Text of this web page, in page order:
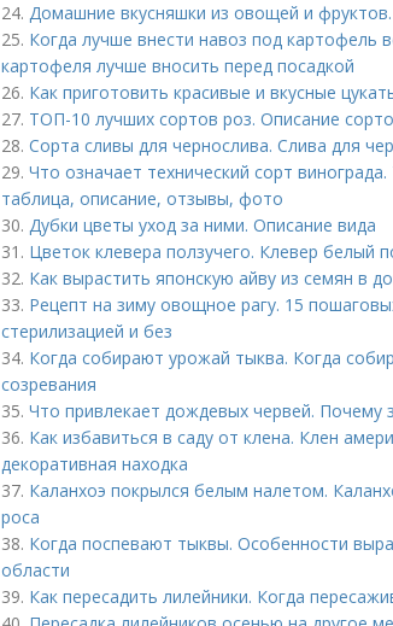
24. Домашние вкусняшки из овощей и фруктов.
25. Когда лучше внести навоз под картофель
картофеля лучше вносить перед посадкой
26. Как приготовить красивые и вкусные
27. ТОП-10 лучших сортов роз. Описание
28. Сорта сливы для чернослива. Слива для
29. Что означает технический сорт
таблица, описание, отзывы, фото
30. Дубки цветы уход за ними. Описание вида
31. Цветок клевера ползучего. Клевер белый
32. Как вырастить японскую айву из семян в
33. Рецепт на зиму овощное рагу. 15
стерилизацией и без
34. Когда собирают урожай тыква. Когда
созревания
35. Что привлекает дождевых червей.
36. Как избавиться в саду от клена. Клен
декоративная находка
37. Каланхоэ покрылся белым налетом.
роса
38. Когда поспевают тыквы. Особенности
области
39. Как пересадить лилейники. Когда